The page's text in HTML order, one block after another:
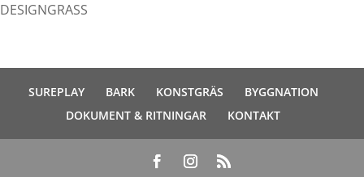
DESIGNGRASS
SUREPLAY BARK KONSTGRÄS
BYGGNATION
DOKUMENT & RITNINGAR
KONTAKT